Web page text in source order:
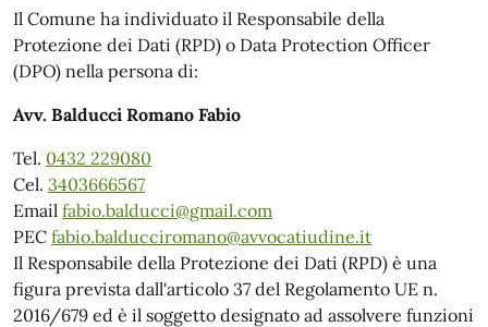
Il Comune ha individuato il Responsabile della
Protezione dei Dati (RPD) o Data Protection Officer
(DPO) nella persona di:
Avv. Balducci Romano Fabio
Tel. 0432 229080
Cel. 3403666567
Email fabio.balducci@gmail.com
PEC fabio.balducciromano@avvocatiudine.it
Il Responsabile della Protezione dei Dati (RPD) è una
figura prevista dall'articolo 37 del Regolamento UE n.
2016/679 ed è il soggetto designato ad assolvere funzioni